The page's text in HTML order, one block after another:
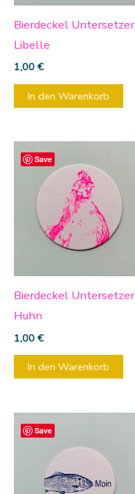
Bierdeckel Untersetzer
Libelle
1,00 €
In den Warenkorb
Save
Bierdeckel Untersetzer
Huhn
1,00 €
In den Warenkorb
Save